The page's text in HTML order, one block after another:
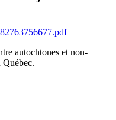
autochtones et non-
Québec.